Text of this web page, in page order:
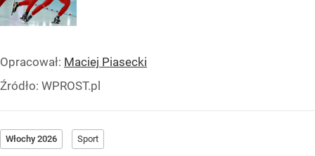
Opracował: Maciej Piasecki
Źródło: WPROST.pl
Włochy 2026 Sport